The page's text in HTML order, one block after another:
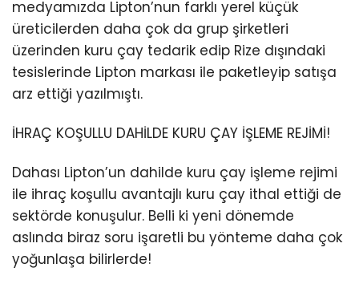
medyamızda Lipton’nun farklı yerel küçük
üreticilerden daha çok da grup şirketleri
üzerinden kuru çay tedarik edip Rize dışındaki
tesislerinde Lipton markası ile paketleyip satışa
arz ettiği yazılmıştı.
İHRAÇ KOŞULLU DAHİLDE KURU ÇAY İŞLEME REJİMİ!
Dahası Lipton’un dahilde kuru çay işleme rejimi
ile ihraç koşullu avantajlı kuru çay ithal ettiği de
sektörde konuşulur. Belli ki yeni dönemde
aslında biraz soru işaretli bu yönteme daha çok
yoğunlaşa bilirlerde!